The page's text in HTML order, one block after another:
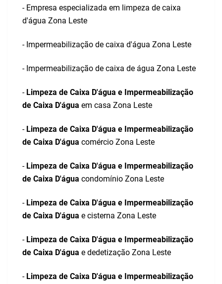
- Empresa especializada em limpeza de caixa
d'água Zona Leste
- Impermeabilização de caixa d'água Zona Leste
- Impermeabilização de caixa de água Zona Leste
- Limpeza de Caixa D'água e Impermeabilização
de Caixa D'água em casa Zona Leste
- Limpeza de Caixa D'água e Impermeabilização
de Caixa D'água comércio Zona Leste
- Limpeza de Caixa D'água e Impermeabilização
de Caixa D'água condomínio Zona Leste
- Limpeza de Caixa D'água e Impermeabilização
de Caixa D'água e cisterna Zona Leste
- Limpeza de Caixa D'água e Impermeabilização
de Caixa D'água e dedetização Zona Leste
- Limpeza de Caixa D'água e Impermeabilização